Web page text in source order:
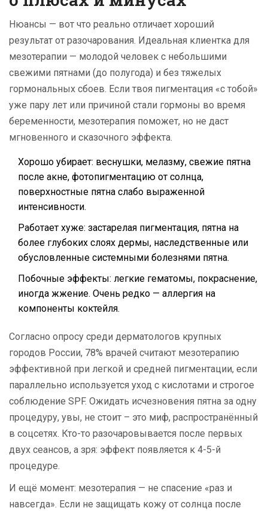
Нюансы — вот что реально отличает хороший
результат от разочарования. Идеальная клиентка для
мезотерапии — молодой человек с небольшими
свежими пятнами (до полугода) и без тяжелых
гормональных сбоев. Если твоя пигментация «с тобой»
уже пару лет или причиной стали гормоны во время
беременности, мезотерапия поможет, но не даст
мгновенного и сказочного эффекта.
Хорошо убирает: веснушки, мелазму, свежие пятна
после акне, фотопигментацию от солнца,
поверхностные пятна слабо выраженной
интенсивности.
Работает хуже: застарелая пигментация, пятна на
более глубоких слоях дермы, наследственные или
обусловленные системными болезнями пятна.
Побочные эффекты: легкие гематомы, покраснение,
иногда жжение. Очень редко — аллергия на
компоненты коктейля.
Согласно опросу среди дерматологов крупных
городов России, 78% врачей считают мезотерапию
эффективной при легкой и средней пигментации, если
параллельно используется уход с кислотами и строгое
соблюдение SPF. Ожидать исчезновения пятна за одну
процедуру, увы, не стоит – это миф, распространённый
в соцсетях. Кто-то разочаровывается после первых
двух сеансов, а зря: эффект появляется к 4-5-й
процедуре.
И ещё момент: мезотерапия — не спасение «раз и
навсегда». Если не защищать кожу от солнца после